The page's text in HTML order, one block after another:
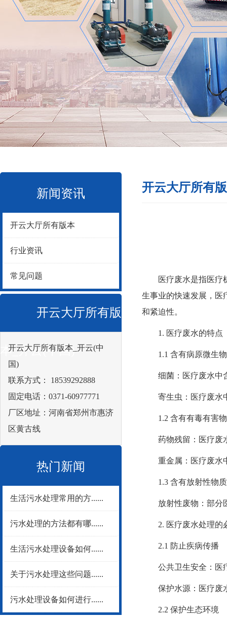
新闻资讯
开云大厅所有版本
行业资讯
常见问题
开云大厅所有版
本_开云(中国)
开云大厅所有版本_开云(中
国)
联系方式： 18539292888
固定电话：0371-60977771
厂区地址：河南省郑州市惠济
区黄古线
热门新闻
生活污水处理常用的方......
污水处理的方法都有哪......
生活污水处理设备如何......
关于污水处理这些问题......
污水处理设备如何进行......
开云大厅所有
医疗废水是指医疗机
生事业的快速发展， 医
和紧迫性。
1. 医疗废水的特点
1.1 含有病原微生物
细菌：医疗废水中含
寄生虫：医疗废水中
1.2 含有有毒有害
药物残留：医疗废水
重金属：医疗废水中
1.3 含有放射性物质
放射性废物：部分医
2. 医疗废水处理的
2.1 防止疾病传播
公共卫生安全：医疗
保护水源：医疗废水
2.2 保护生态环境